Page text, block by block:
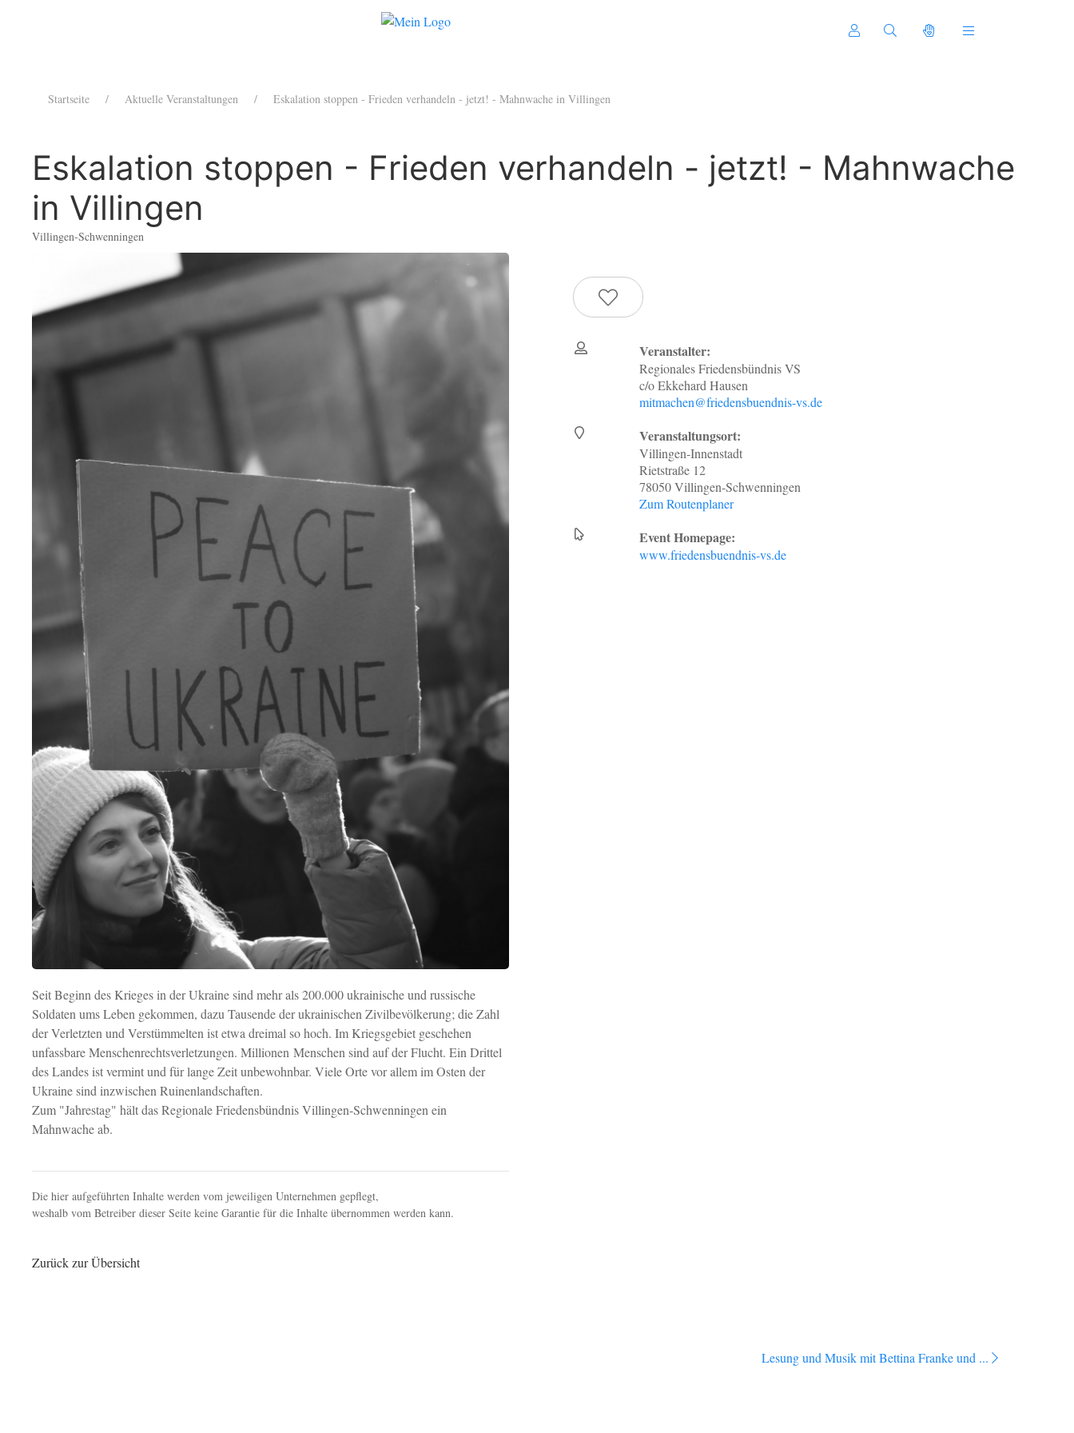
Startseite Aktuelle Veranstaltungen Eskalation stoppen - Frieden verhandeln - jetzt! - Mahnwache in Villingen
Eskalation stoppen - Frieden verhandeln - jetzt! - Mahnwache
in Villingen
Villingen-Schwenningen
Seit Beginn des Krieges in der Ukraine sind mehr als 200.000 ukrainische und russische
Soldaten ums Leben gekommen, dazu Tausende der ukrainischen Zivilbevölkerung; die Zahl
der Verletzten und Verstümmelten ist etwa dreimal so hoch. Im Kriegsgebiet geschehen
unfassbare Menschenrechtsverletzungen. Millionen Menschen sind auf der Flucht. Ein Drittel
des Landes ist vermint und für lange Zeit unbewohnbar. Viele Orte vor allem im Osten der
Ukraine sind inzwischen Ruinenlandschaften.
Zum "Jahrestag" hält das Regionale Friedensbündnis Villingen-Schwenningen ein
Mahnwache ab.
Die hier aufgeführten Inhalte werden vom jeweiligen Unternehmen gepflegt,
weshalb vom Betreiber dieser Seite keine Garantie für die Inhalte übernommen werden kann.
Zurück zur Übersicht
Veranstalter:
Regionales Friedensbündnis VS
c/o Ekkehard Hausen
mitmachen@friedensbuendnis-vs.de
Veranstaltungsort:
Villingen-Innenstadt
Rietstraße 12
78050 Villingen-Schwenningen
Zum Routenplaner
Event Homepage:
www.friedensbuendnis-vs.de
Lesung und Musik mit Bettina Franke und ...